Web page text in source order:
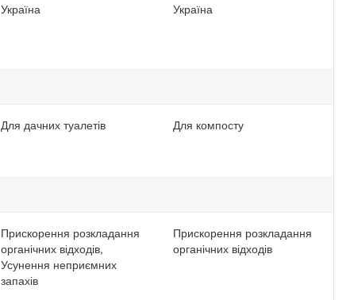
Україна Україна
Для дачних туалетів Для компосту
Прискорення розкладання
органічних відходів,
Усунення неприємних
запахів
Прискорення розкладання
органічних відходів